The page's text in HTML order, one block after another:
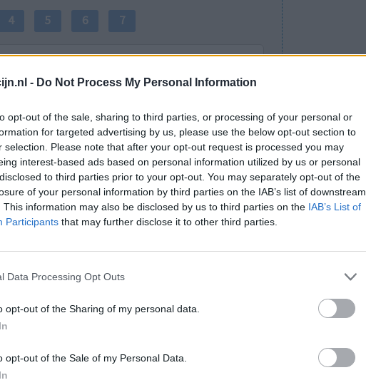
- Do Not Process My Personal Information
opt-out of the sale, sharing to third parties, or processing of your personal or
for targeted advertising by us, please use the below opt-out section to
selection. Please note that after your opt-out request is processed you may
interest-based ads based on personal information utilized by us or personal
to third parties prior to your opt-out. You may separately opt-out of the
of your personal information by third parties on the IAB’s list of downstream
This information may also be disclosed by us to third parties on the IAB’s List of
Participants that may further disclose it to other third parties.
Data Processing Opt Outs
opt-out of the Sharing of my personal data.
opt-out of the Sale of my Personal Data.
4 5 6 7
Effectiviteit
Hoeveelheid bijwerkingen
Bijwerkingen
zweten
gebrek aan energie